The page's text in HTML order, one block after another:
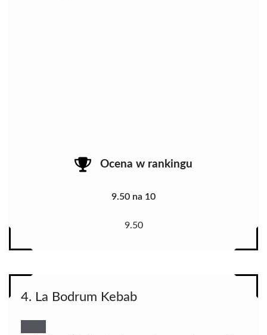
Ocena w rankingu
9.50 na 10
9.50
4. La Bodrum Kebab